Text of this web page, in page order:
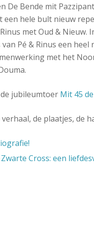
De Bende mit
een hele bult nieuw
met Oud & Nieuw.
Pé & Rinus een heel
met het
jubileumtoer Mit 45
verhaal, de plaatjes, de
Cross: een